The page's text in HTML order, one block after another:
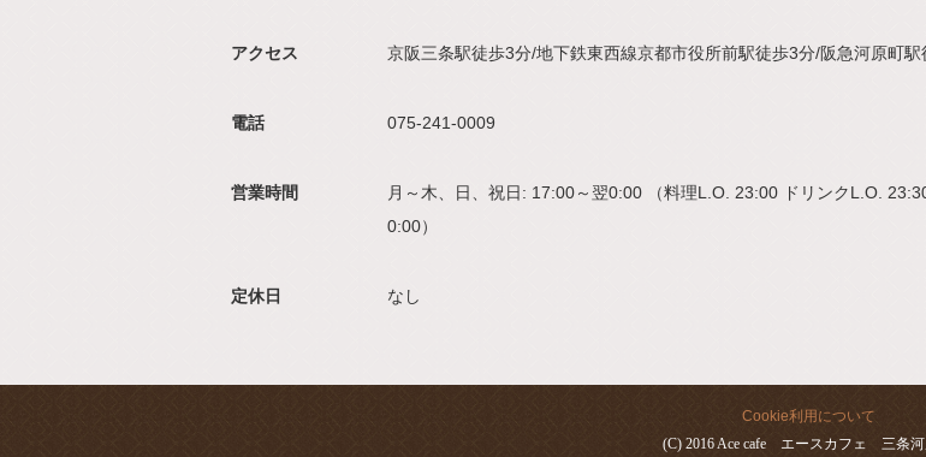
アクセス 京阪三条駅徒歩3分/地下鉄東西線京都市役所前駅徒歩3分/阪急河原町駅
電話 075-241-0009
営業時間
月～木、日、祝日: 17:00～翌0:00 （料理L.O. 23:00 ドリンクL.O.
0:00）
定休日 なし
Cookie利用について
(C) 2016 Ace cafe エースカフェ 三条